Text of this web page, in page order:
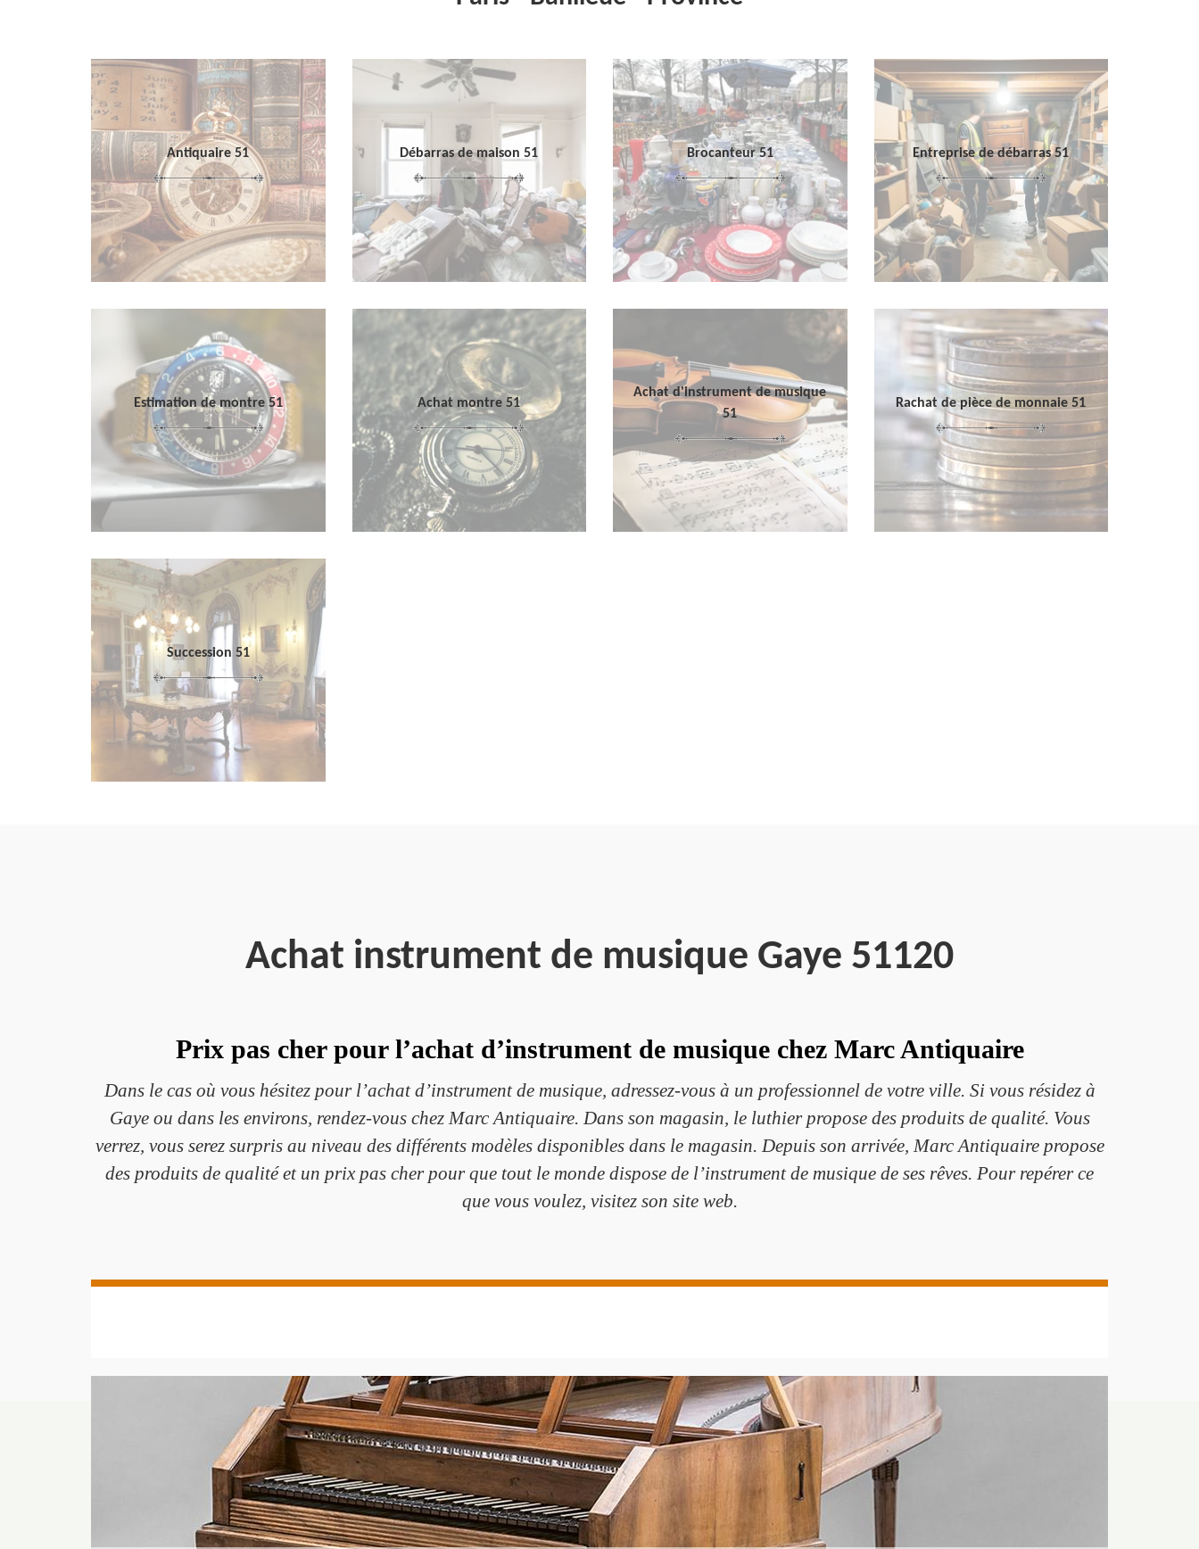
Antiquaire 51 Débarras de maison 51 Brocanteur 51 Entreprise de débarras 51
Estimation de montre 51 Achat montre 51
Achat d'instrument de musique
51
Rachat de pièce de monnaie 51
Succession 51
Achat instrument de musique Gaye 51120
Prix pas cher pour l’achat d’instrument de musique chez Marc Antiquaire
Dans le cas où vous hésitez pour l’achat d’instrument de musique, adressez-vous à un professionnel de votre ville. Si vous résidez à
Gaye ou dans les environs, rendez-vous chez Marc Antiquaire. Dans son magasin, le luthier propose des produits de qualité. Vous
verrez, vous serez surpris au niveau des différents modèles disponibles dans le magasin. Depuis son arrivée, Marc Antiquaire propose
des produits de qualité et un prix pas cher pour que tout le monde dispose de l’instrument de musique de ses rêves. Pour repérer ce
que vous voulez, visitez son site web.